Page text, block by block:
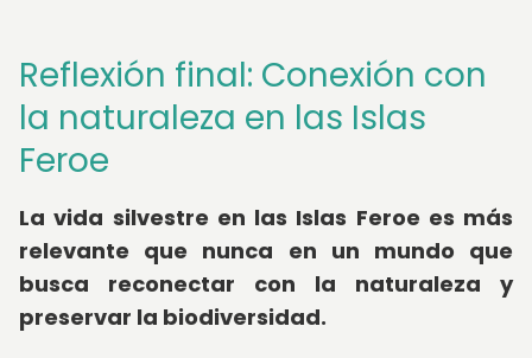
Reflexión final: Conexión con
la naturaleza en las Islas
Feroe
La vida silvestre en las Islas Feroe es más
relevante que nunca en un mundo que
busca reconectar con la naturaleza y
preservar la biodiversidad.